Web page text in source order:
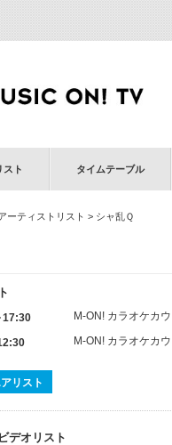
スト タイムテーブル
ーティストリスト > シャ乱Ｑ
17:30 M-ON! カラオケカ
M-ON! カラオケカ
リスト
デオリスト